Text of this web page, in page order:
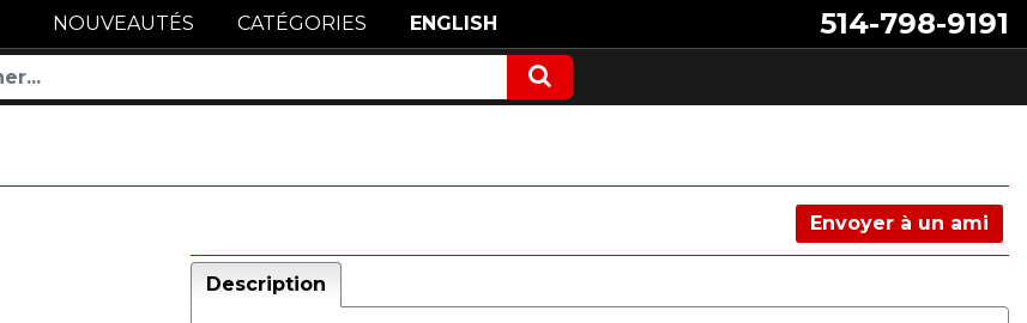
514-798-9191
NOUVEAUTÉS CATÉGORIES ENGLISH
Envoyer à un ami
Description